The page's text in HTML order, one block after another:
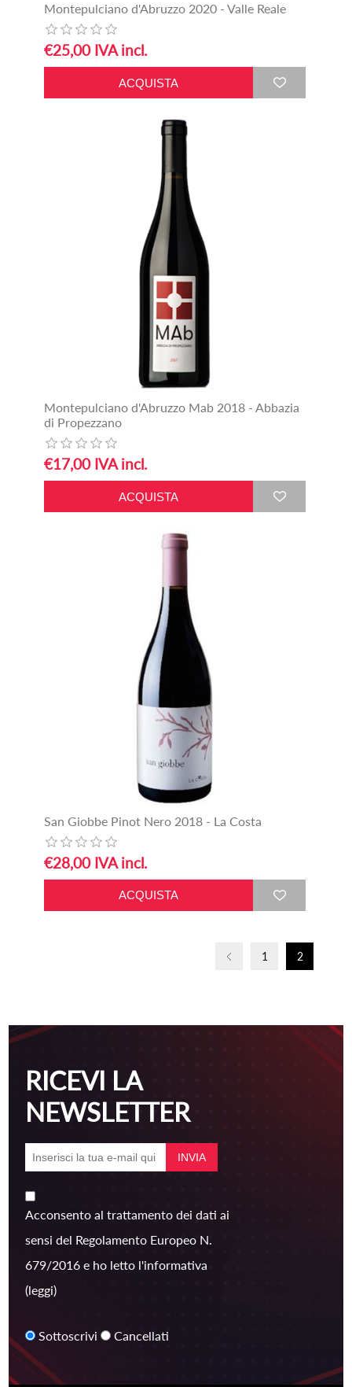
Montepulciano d'Abruzzo 2020 - Valle Reale
€25,00 IVA incl.
Montepulciano d'Abruzzo Mab 2018 - Abbazia
di Propezzano
€17,00 IVA incl.
San Giobbe Pinot Nero 2018 - La Costa
€28,00 IVA incl.
1 2
RICEVI LA
NEWSLETTER
Acconsento al trattamento dei dati ai
sensi del Regolamento Europeo N.
679/2016 e ho letto l'informativa
(leggi)
Sottoscrivi Cancellati